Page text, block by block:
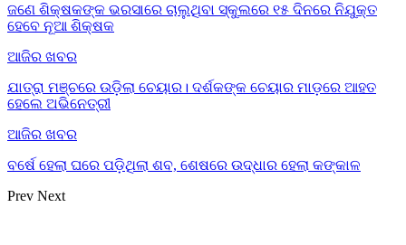
ଜଣେ ଶିକ୍ଷକଙ୍କ ଭରସାରେ ଚାଲୁଥିବା ସ୍କୁଲରେ ୧୫ ଦିନରେ ନିଯୁକ୍ତ
ହେବେ ନୂଆ ଶିକ୍ଷକ
ଆଜିର ଖବର
ଯାତ୍ରା ମଞ୍ଚରେ ଉଡ଼ିଲା ଚେୟାର। ଦର୍ଶକଙ୍କ ଚେୟାର ମାଡ଼ରେ ଆହତ
ହେଲେ ଅଭିନେତ୍ରୀ
ଆଜିର ଖବର
ବର୍ଷେ ହେଲା ଘରେ ପଡ଼ିଥିଲା ଶବ, ଶେଷରେ ଉଦ୍ଧାର ହେଲା କଙ୍କାଳ
Prev Next